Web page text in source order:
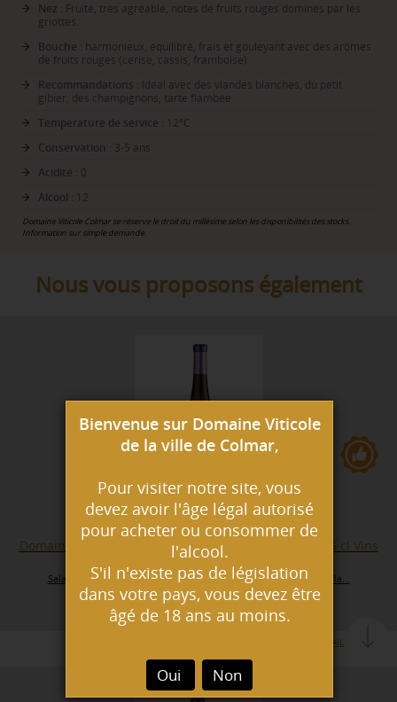
Nez : Fruité, très agréable, notes de fruits rouges dominés par les
griottes.
Bouche : harmonieux, équilibré, frais et gouleyant avec des arômes
de fruits rouges (cerise, cassis, framboise)
Recommandations : Idéal avec des viandes blanches, du petit
gibier, des champignons, tarte flambée
Temperature de service : 12°C
Conservation : 3-5 ans
Acidité : 0
Alcool : 12
Domaine Viticole Colmar se réserve le droit du millésime selon les disponibilités des stocks.
Information sur simple demande.
Nous vous proposons également
Domaine de Colmar - Pinot Blanc sec - BIO - 2024 - 75 cl Vins
d'Alsace AOP - Pinot Blanc
Salade vigneronne, quiche lorraine, bouchées à la reine, tarte fla...
8.00 € TTC
EN DETAIL
Bienvenue sur Domaine Viticole
de la ville de Colmar,
Pour visiter notre site, vous
devez avoir l'âge légal autorisé
pour acheter ou consommer de
l'alcool.
S'il n'existe pas de législation
dans votre pays, vous devez être
âgé de 18 ans au moins.
Oui Non